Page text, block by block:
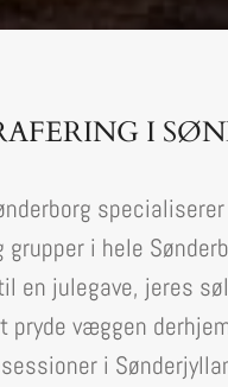
I
i hele
en julegave, jeres
væggen
i